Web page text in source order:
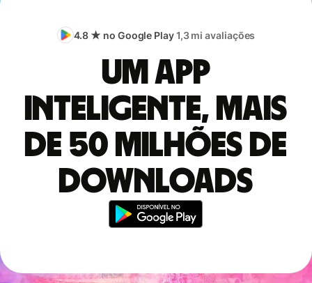
4.8 ★ no Google Play1,3 mi avaliações
Um app
inteligente, mais
de 50 milhões de
downloads